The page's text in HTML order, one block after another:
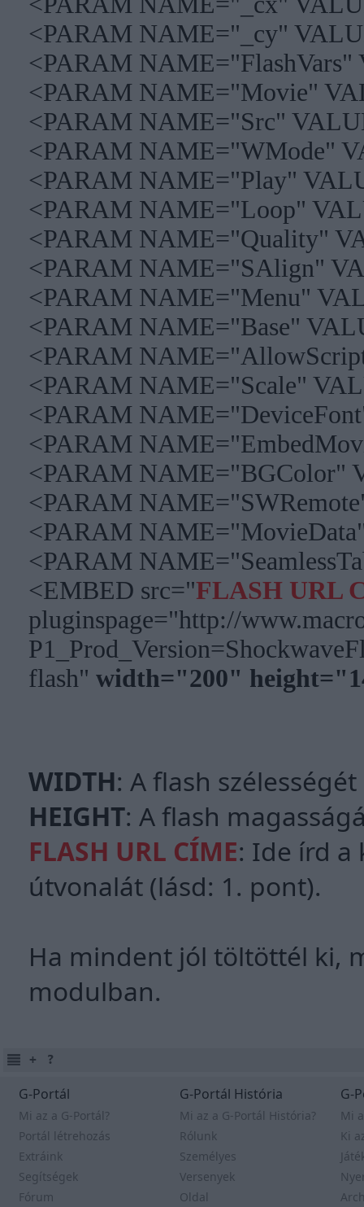
<PARAM NAME="_cy"
<PARAM
<PARAM NAME="Movie"
<PARAM NAME="Src"
<PARAM NAME="WMode"
<PARAM NAME="Play"
<PARAM NAME="Loop"
<PARAM NAME="Quality"
<PARAM NAME="SAlign"
<PARAM NAME="Menu"
<PARAM NAME="Base"
<PARAM
<PARAM NAME="Scale"
<PARAM
<PARAM
<PARAM NAME="BGColor"
<PARAM
<PARAM
<PARAM
<EMBED src="FLASH URL
pluginspage="http://
flash" width="200"
WIDTH: A flash
HEIGHT: A flash
FLASH URL CÍME: Ide írd a
útvonalát (lásd: 1. pont).
Ha mindent jól töltöttél ki,
modulban.
G-Portál
Mi az a G-Portál?
Portál létrehozás
Extráink
Segítségek
Fórum
G-Portál História
Mi az a G-Portál História?
Rólunk
Személyes
Versenyek
Oldal
G-
Mi
Ki